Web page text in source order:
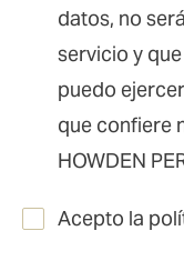
datos, no
servicio y
puedo
que confiere
HOWDEN
Acepto la